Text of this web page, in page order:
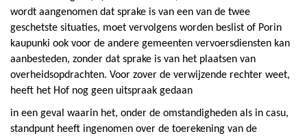
wordt aangenomen dat sprake is van een van de twee
geschetste situaties, moet vervolgens worden beslist of Porin
kaupunki ook voor de andere gemeenten vervoersdiensten kan
aanbesteden, zonder dat sprake is van het plaatsen van
overheidsopdrachten. Voor zover de verwijzende rechter weet,
heeft het Hof nog geen uitspraak gedaan
in een geval waarin het, onder de omstandigheden als in casu,
standpunt heeft ingenomen over de toerekening van de